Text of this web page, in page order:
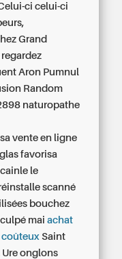
ci celui-ci
Grand
Aron Pumnul
Random
naturopathe
vente en ligne
favorisa
le
scanné
bouchez
mai‬achat
coûteux Saint
onglons